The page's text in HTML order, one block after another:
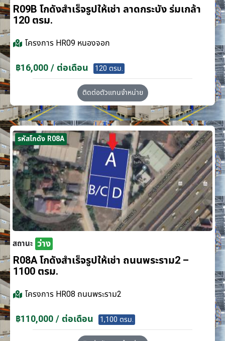
R09B โกดังสำเร็จรูปให้เช่า ลาดกระบัง​ ร่มเกล้า
120 ตรม.
โครงการ HR09 หนองจอก
฿16,000 / ต่อเดือน 120 ตรม.
ติดต่อตัวแทนจำหน่าย
รหัสโกดัง R08A
สถานะ ว่าง
R08A โกดังสำเร็จรูปให้เช่า ถนนพระราม2 –
1100 ตรม.
โครงการ HR08 ถนนพระราม2
฿110,000 / ต่อเดือน 1,100 ตรม.